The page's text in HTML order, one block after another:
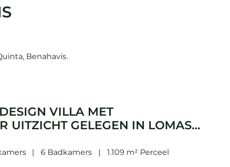
Benahavis.
VILLA MET
UITZICHT GELEGEN IN LOMAS
6 Badkamers 1.109 m² Perceel